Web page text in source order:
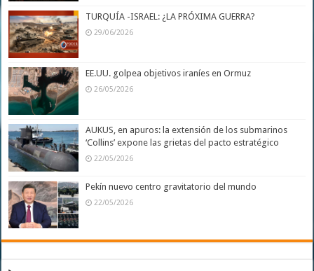
TURQUÍA -ISRAEL: ¿LA PRÓXIMA GUERRA?
29/06/2026
EE.UU. golpea objetivos iraníes en Ormuz
26/05/2026
AUKUS, en apuros: la extensión de los submarinos
‘Collins’ expone las grietas del pacto estratégico
22/05/2026
Pekín nuevo centro gravitatorio del mundo
22/05/2026